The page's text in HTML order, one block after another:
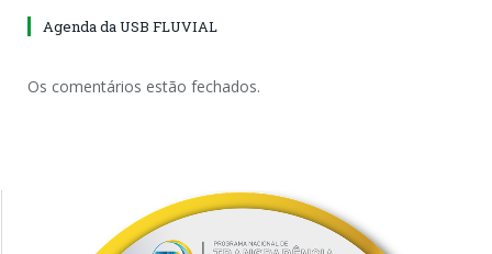
Agenda da USB FLUVIAL
Os comentários estão fechados.